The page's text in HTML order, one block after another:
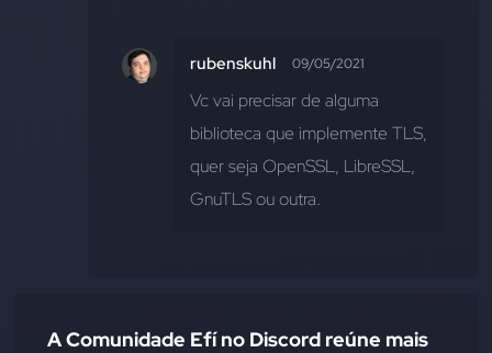
rubenskuhl 09/05/2021
Vc vai precisar de alguma
biblioteca que implemente TLS,
quer seja OpenSSL, LibreSSL,
GnuTLS ou outra.
A Comunidade Efí no Discord reúne mais